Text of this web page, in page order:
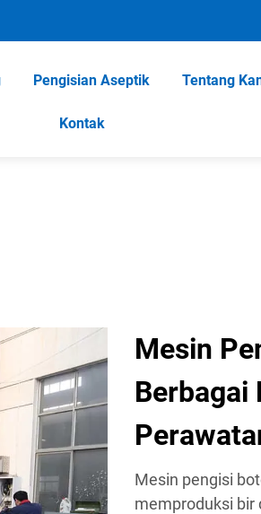
Pengisian Aseptik Tentang
Kontak
Mesin
Berbagai
Mesin pengisi
memproduksi bir